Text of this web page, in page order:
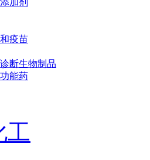
加剂
疫苗
断生物制品
能药
工